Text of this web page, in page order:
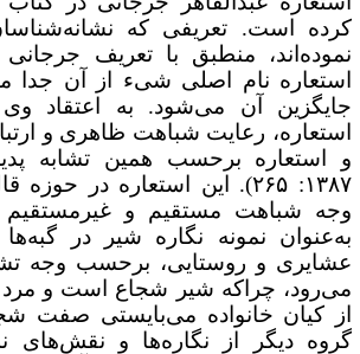
است. تعریفی که نشانه‌شناسان
منطبق با تعریف
نام اصلی شیء از آن جدا
آن می‌شود. به اعتقاد وی
رعایت شباهت ظاهری و
استعاره برحسب همین تشابه
۱۳۸۷: ۲۶۵). این استعاره در
شباهت مستقیم و غیرمستقیم
نمونه نگاره شیر در
و روستایی، برحسب وجه
چراکه شیر شجاع است و مرد
کیان خانواده می‌بایستی صفت
دیگر از نگاره‌ها و نقش‌های